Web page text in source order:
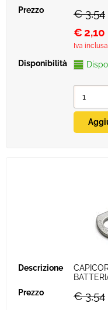
€ 3,54
€2,10
Iva inclusa
€ 3,54